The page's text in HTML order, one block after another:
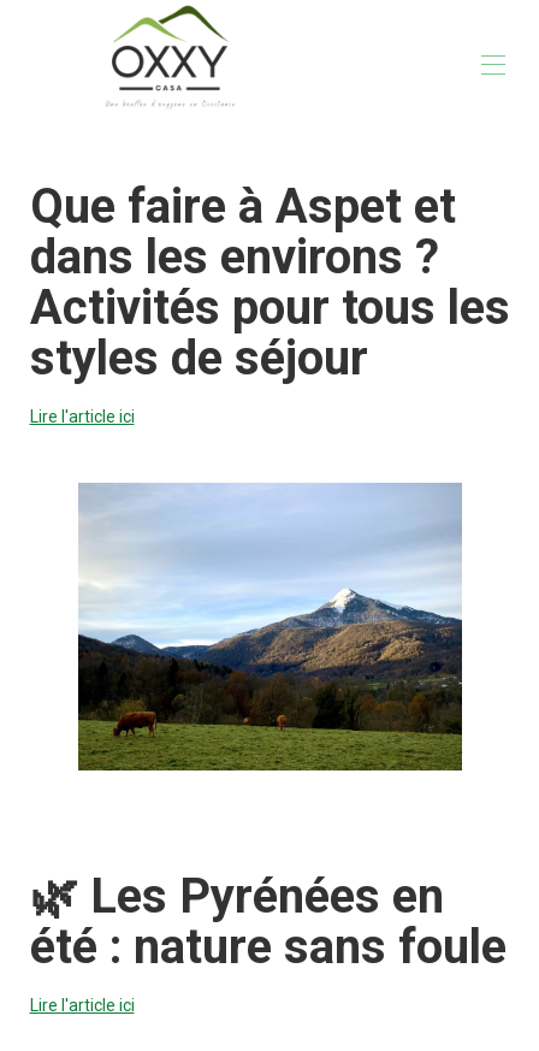
The House
Activities
Gallery
Rates
Practical information
Your hosts
Blog
Que faire à Aspet et
dans les environs ?
Activités pour tous les
styles de séjour
Lire l'article ici
🌿 Les Pyrénées en
été : nature sans foule
Lire l'article ici